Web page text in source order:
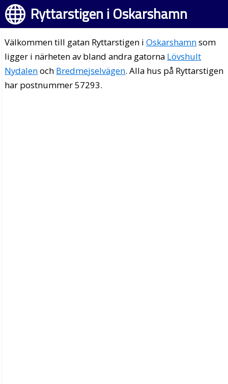
Ryttarstigen i Oskarshamn
Välkommen till gatan Ryttarstigen iOskarshamnsom
ligger i närheten av bland andra gatorna Lövshult
Nydalenoch Bredmejselvägen. Alla hus på Ryttarstigen
har postnummer 57293.